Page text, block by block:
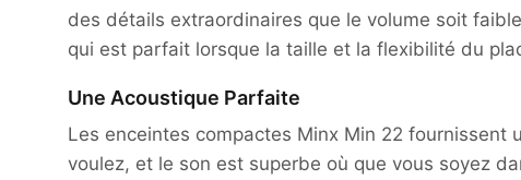
des détails extraordinaires que le volume soit
qui est parfait lorsque la taille et la flexibilité du
Une Acoustique Parfaite
Les enceintes compactes Minx Min 22 fournissent
voulez, et le son est superbe où que vous soyez